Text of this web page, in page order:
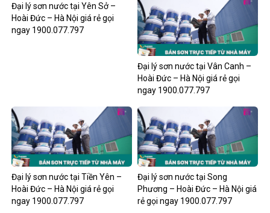
Đại lý sơn nước tại Yên Sở –
Hoài Đức – Hà Nội giá rẻ gọi
ngay 1900.077.797
Đại lý sơn nước tại Vân Canh –
Hoài Đức – Hà Nội giá rẻ gọi
ngay 1900.077.797
Đại lý sơn nước tại Tiền Yên –
Hoài Đức – Hà Nội giá rẻ gọi
ngay 1900.077.797
Đại lý sơn nước tại Song
Phương – Hoài Đức – Hà Nội giá
rẻ gọi ngay 1900.077.797